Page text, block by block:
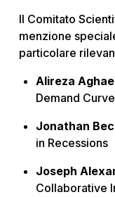
Il Comitato
menzione
particolare
Alireza
Demand
Jonathan
in Recessions
Joseph
Collaborative